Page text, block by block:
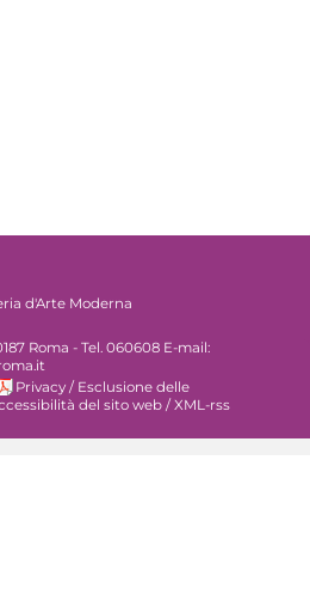
d'Arte Moderna
Roma - Tel. 060608 E-mail:
Privacy / Esclusione delle
del sito web /XML-rss